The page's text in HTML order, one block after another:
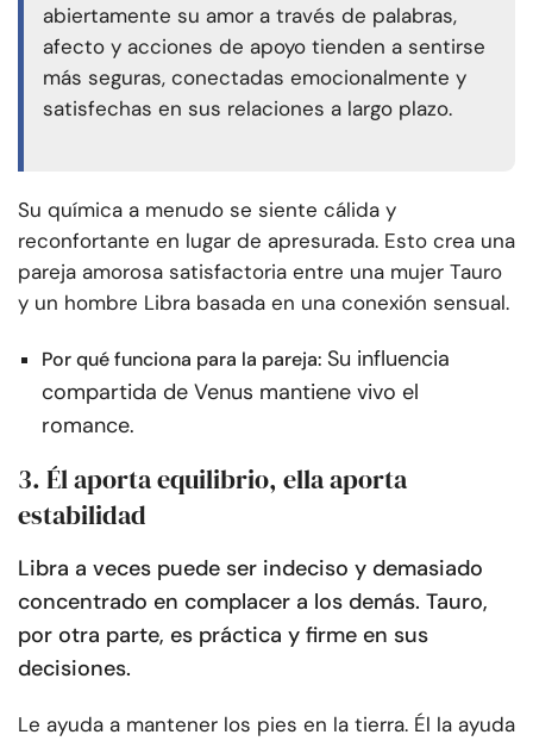
abiertamente su amor a través de palabras,
afecto y acciones de apoyo tienden a sentirse
más seguras, conectadas emocionalmente y
satisfechas en sus relaciones a largo plazo.
Su química a menudo se siente cálida y
reconfortante en lugar de apresurada. Esto crea una
pareja amorosa satisfactoria entre una mujer Tauro
y un hombre Libra basada en una conexión sensual.
Por qué funciona para la pareja: Su influencia
compartida de Venus mantiene vivo el
romance.
3. Él aporta equilibrio, ella aporta
estabilidad
Libra a veces puede ser indeciso y demasiado
concentrado en complacer a los demás. Tauro,
por otra parte, es práctica y firme en sus
decisiones.
Le ayuda a mantener los pies en la tierra. Él la ayuda